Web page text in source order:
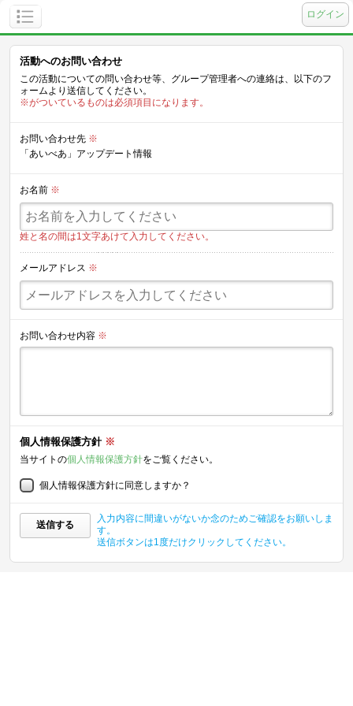
ログイン
活動へのお問い合わせ
この活動についての問い合わせ等、グループ管理者への連絡は、以下のフ
ォームより送信してください。
※がついているものは必須項目になります。
お問い合わせ先 ※
「あいべあ」アップデート情報
お名前 ※
姓と名の間は1文字あけて入力してください。
メールアドレス ※
お問い合わせ内容 ※
個人情報保護方針 ※
当サイトの個人情報保護方針をご覧ください。
個人情報保護方針に同意しますか？
送信する
入力内容に間違いがないか念のためご確認をお願いしま
す。
送信ボタンは1度だけクリックしてください。